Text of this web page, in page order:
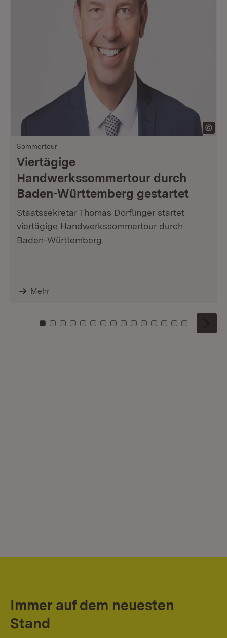
Sommertour
Viertägige
Handwerkssommertour durch
Baden-Württemberg gestartet
Staatssekretär Thomas Dörflinger startet
viertägige Handwerkssommertour durch
Baden-Württemberg.
Mehr
Zu Kachel: 0
Zu Kachel: 1
Zu Kachel: 2
Zu Kachel: 3
Zu Kachel: 4
Zu Kachel: 5
Zu Kachel: 6
Zu Kachel: 7
Zu Kachel: 8
Zu Kachel: 9
Zu Kachel: 10
Zu Kachel: 11
Zu Kachel: 12
Zu Kachel:
Zu
Immer auf dem neuesten
Stand